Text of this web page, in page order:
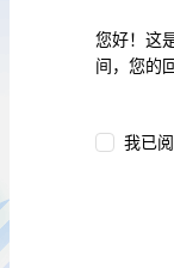
您好！这
间，您的
我已